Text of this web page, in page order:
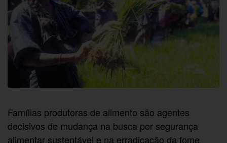
Famílias produtoras de alimento são agentes
decisivos de mudança na busca por segurança
alimentar sustentável e na erradicação da fome